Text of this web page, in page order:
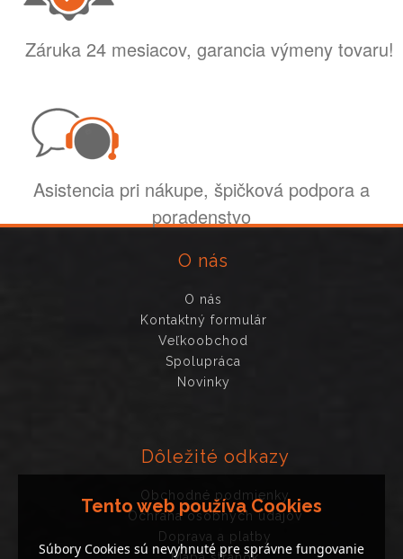
Záruka 24 mesiacov, garancia výmeny tovaru!
Asistencia pri nákupe, špičková podpora a
poradenstvo
O nás
O nás
Kontaktný formulár
Veľkoobchod
Spolupráca
Novinky
Dôležité odkazy
Obchodné podmienky
Ochrana osobných údajov
Doprava a platby
Tento web používa Cookies
Súbory Cookies sú nevyhnuté pre správne fungovanie